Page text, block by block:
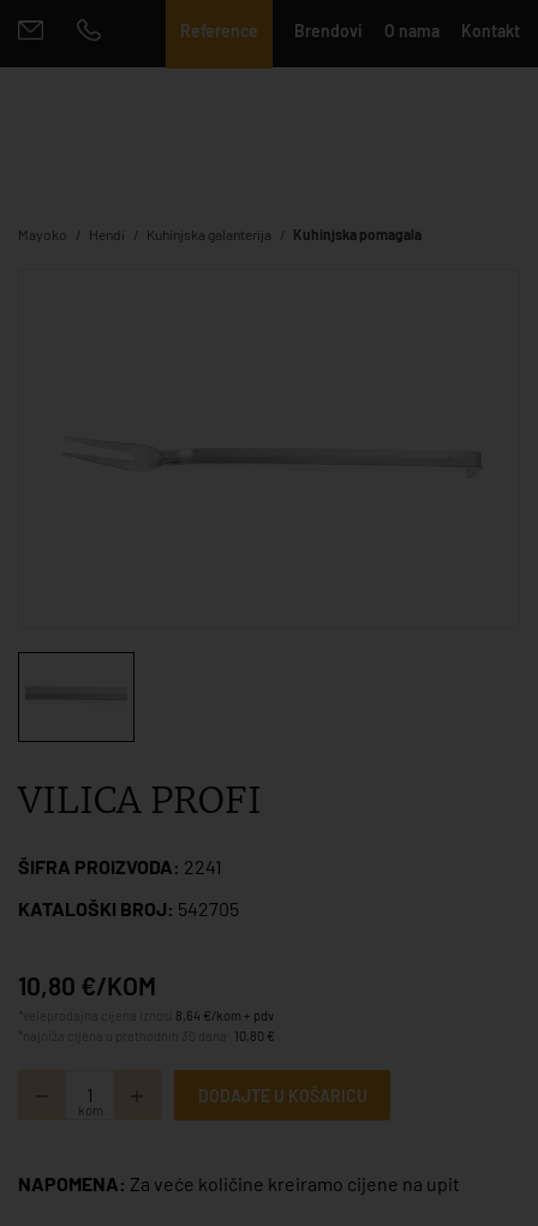
Reference Brendovi O nama Kontakt
Mayoko Hendi Kuhinjska galanterija Kuhinjska pomagala
VILICA PROFI
ŠIFRA PROIZVODA: 2241
KATALOŠKI BROJ: 542705
10,80 €/KOM
8,64 €/kom + pdv
10,80 €
kom
DODAJTE U KOŠARICU
NAPOMENA: Za veće količine kreiramo cijene na upit